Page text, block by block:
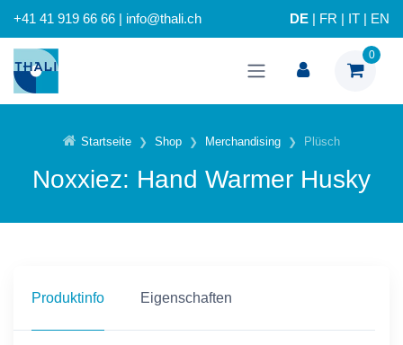
+41 41 919 66 66 | info@thali.ch DE FR IT EN
0
Startseite Shop Merchandising Plüsch
Noxxiez: Hand Warmer Husky
Produktinfo Eigenschaften